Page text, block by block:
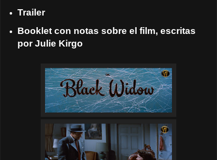
Trailer
Booklet con notas sobre el film, escritas
por Julie Kirgo